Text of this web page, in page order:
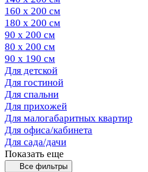
160 х 200 см
180 х 200 см
90 х 200 см
80 х 200 см
90 х 190 см
Для детской
Для гостиной
Для спальни
Для прихожей
Для малогабаритных квартир
Для офиса/кабинета
Для сада/дачи
Показать еще
Все фильтры